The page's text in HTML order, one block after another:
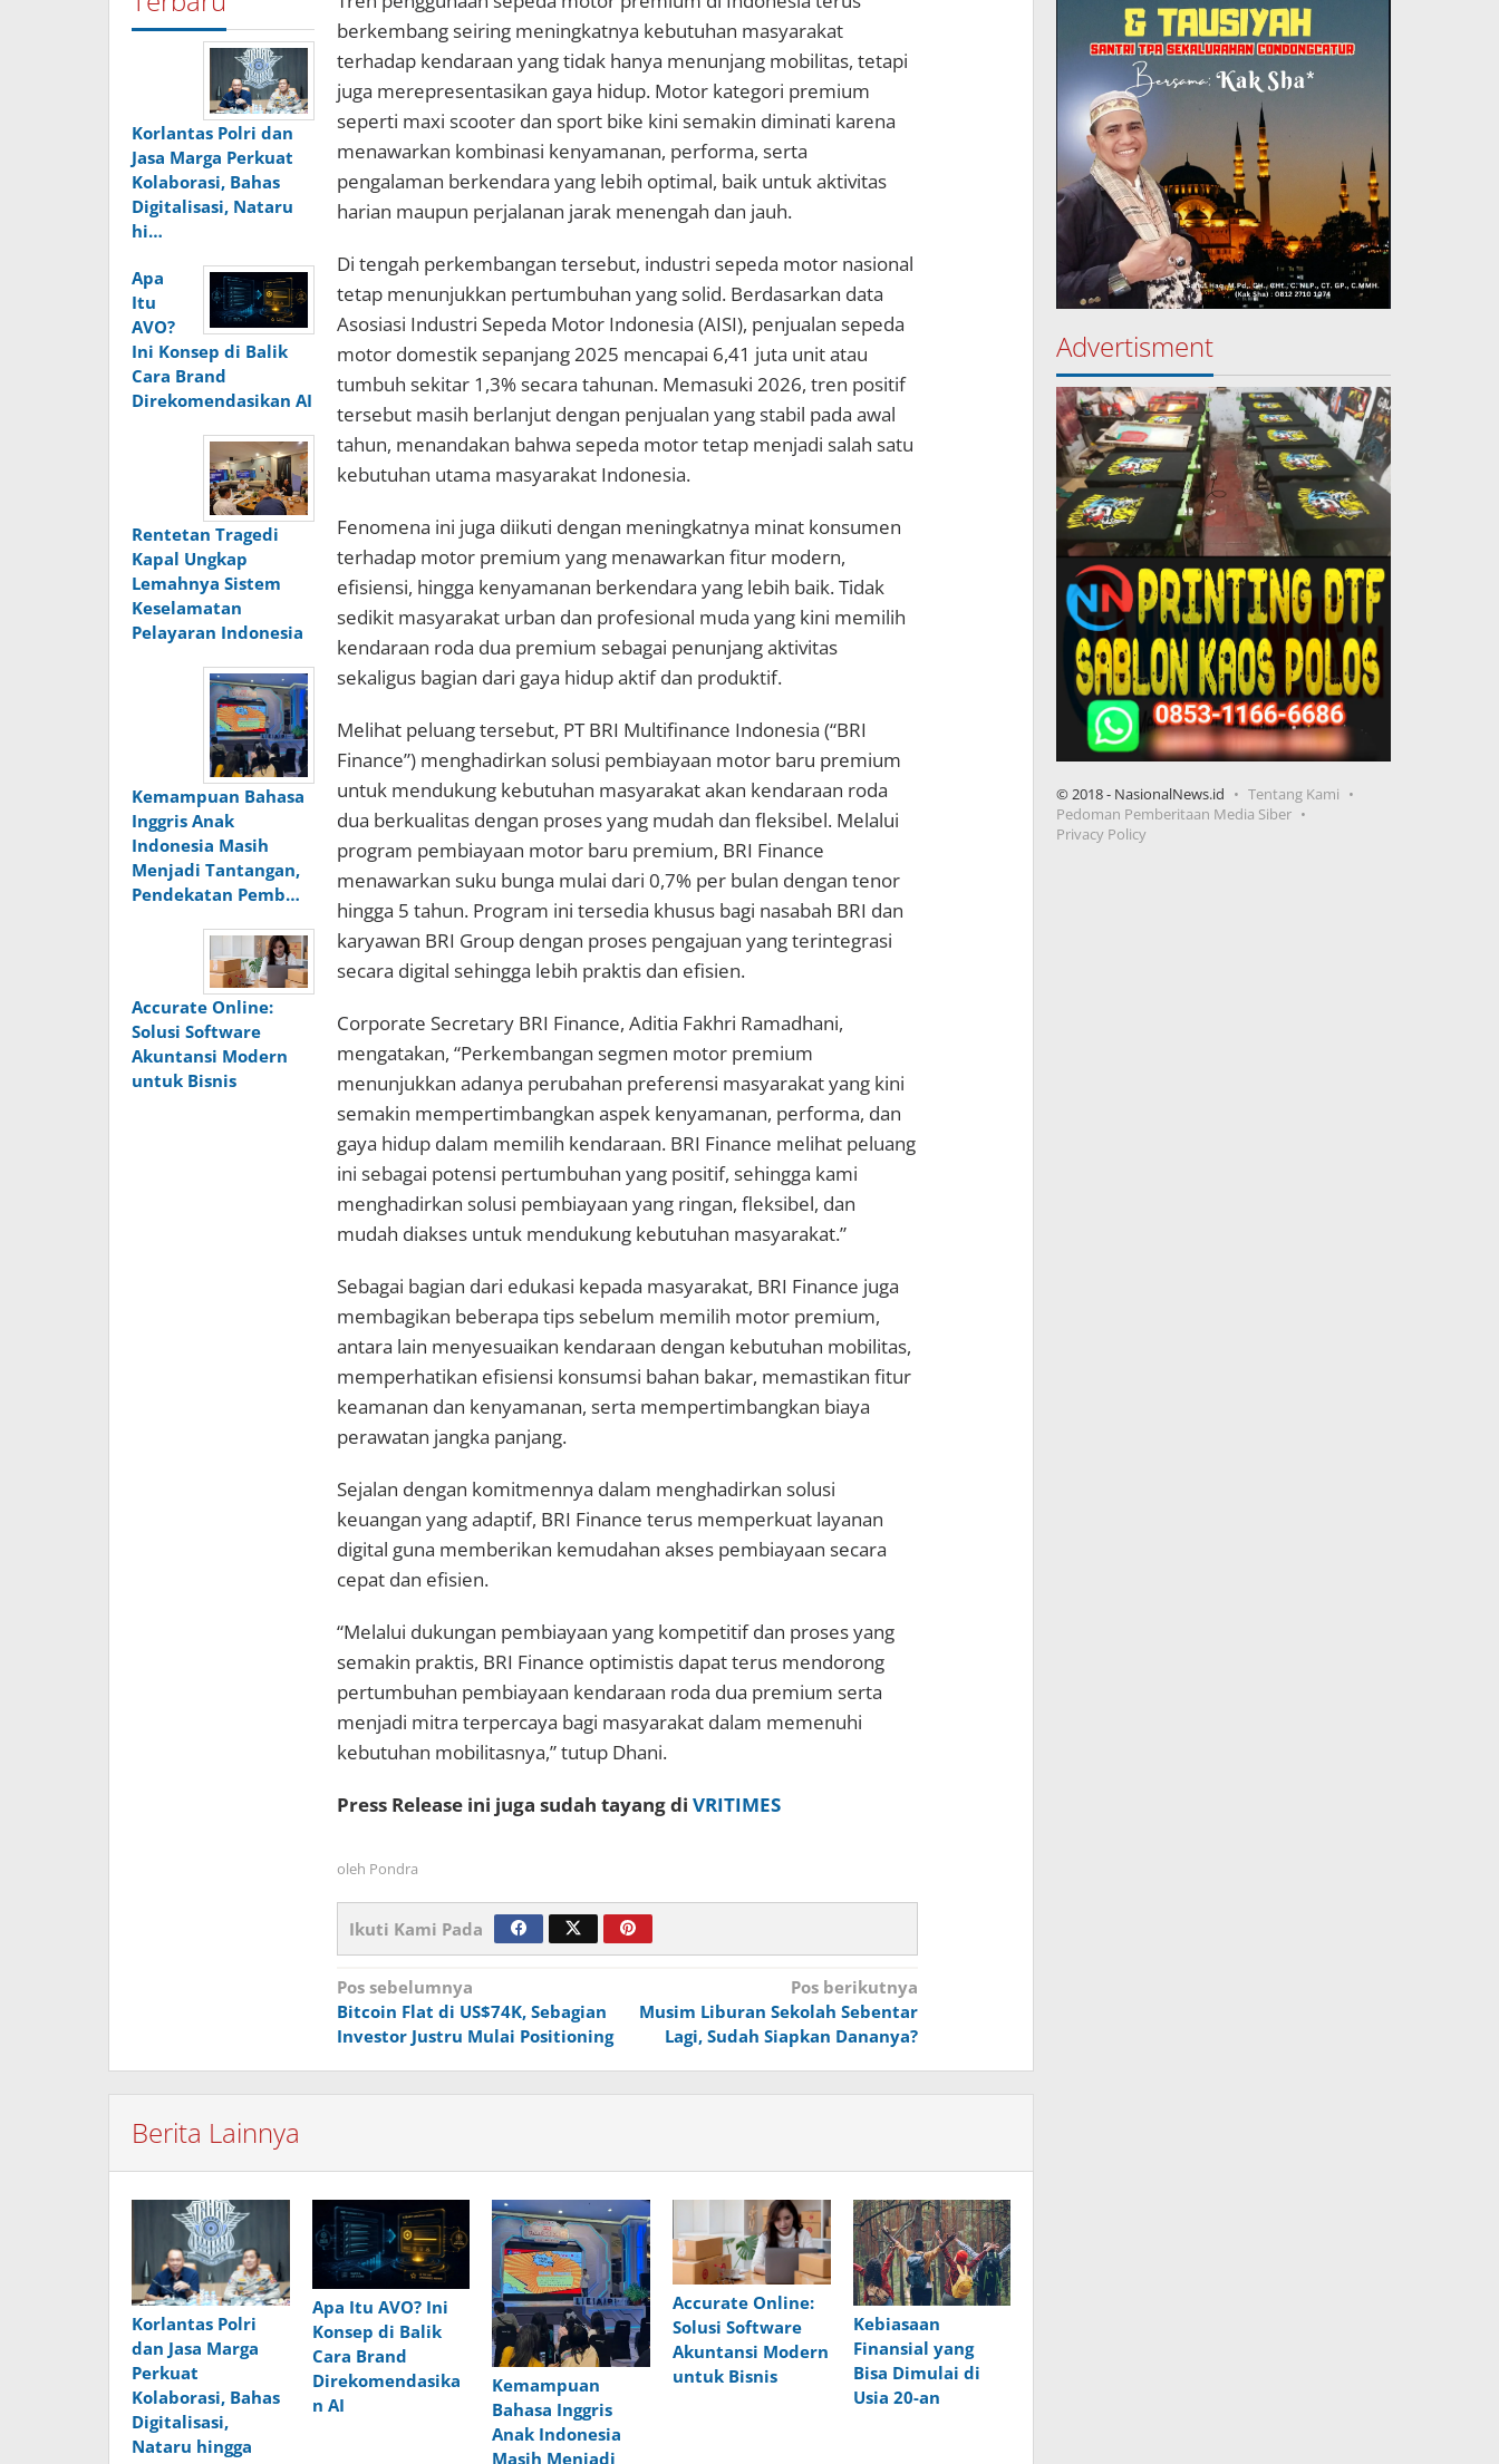
Korlantas Polri dan
Jasa Marga Perkuat
Kolaborasi, Bahas
Digitalisasi, Nataru
hi…
Apa
Itu
AVO?
Ini Konsep di Balik
Cara Brand
Direkomendasikan AI
Rentetan Tragedi
Kapal Ungkap
Lemahnya Sistem
Keselamatan
Pelayaran Indonesia
Kemampuan Bahasa
Inggris Anak
Indonesia Masih
Menjadi Tantangan,
Pendekatan Pemb…
Accurate Online:
Solusi Software
Akuntansi Modern
untuk Bisnis
berkembang seiring meningkatnya kebutuhan masyarakat
terhadap kendaraan yang tidak hanya menunjang mobilitas, tetapi
juga merepresentasikan gaya hidup. Motor kategori premium
seperti maxi scooter dan sport bike kini semakin diminati karena
menawarkan kombinasi kenyamanan, performa, serta
pengalaman berkendara yang lebih optimal, baik untuk aktivitas
harian maupun perjalanan jarak menengah dan jauh.
Di tengah perkembangan tersebut, industri sepeda motor nasional
tetap menunjukkan pertumbuhan yang solid. Berdasarkan data
Asosiasi Industri Sepeda Motor Indonesia (AISI), penjualan sepeda
motor domestik sepanjang 2025 mencapai 6,41 juta unit atau
tumbuh sekitar 1,3% secara tahunan. Memasuki 2026, tren positif
tersebut masih berlanjut dengan penjualan yang stabil pada awal
tahun, menandakan bahwa sepeda motor tetap menjadi salah satu
kebutuhan utama masyarakat Indonesia.
Fenomena ini juga diikuti dengan meningkatnya minat konsumen
terhadap motor premium yang menawarkan fitur modern,
efisiensi, hingga kenyamanan berkendara yang lebih baik. Tidak
sedikit masyarakat urban dan profesional muda yang kini memilih
kendaraan roda dua premium sebagai penunjang aktivitas
sekaligus bagian dari gaya hidup aktif dan produktif.
Melihat peluang tersebut, PT BRI Multifinance Indonesia (“BRI
Finance”) menghadirkan solusi pembiayaan motor baru premium
untuk mendukung kebutuhan masyarakat akan kendaraan roda
dua berkualitas dengan proses yang mudah dan fleksibel. Melalui
program pembiayaan motor baru premium, BRI Finance
menawarkan suku bunga mulai dari 0,7% per bulan dengan tenor
hingga 5 tahun. Program ini tersedia khusus bagi nasabah BRI dan
karyawan BRI Group dengan proses pengajuan yang terintegrasi
secara digital sehingga lebih praktis dan efisien.
Corporate Secretary BRI Finance, Aditia Fakhri Ramadhani,
mengatakan, “Perkembangan segmen motor premium
menunjukkan adanya perubahan preferensi masyarakat yang kini
semakin mempertimbangkan aspek kenyamanan, performa, dan
gaya hidup dalam memilih kendaraan. BRI Finance melihat peluang
ini sebagai potensi pertumbuhan yang positif, sehingga kami
menghadirkan solusi pembiayaan yang ringan, fleksibel, dan
mudah diakses untuk mendukung kebutuhan masyarakat.”
Sebagai bagian dari edukasi kepada masyarakat, BRI Finance juga
membagikan beberapa tips sebelum memilih motor premium,
antara lain menyesuaikan kendaraan dengan kebutuhan mobilitas,
memperhatikan efisiensi konsumsi bahan bakar, memastikan fitur
keamanan dan kenyamanan, serta mempertimbangkan biaya
perawatan jangka panjang.
Sejalan dengan komitmennya dalam menghadirkan solusi
keuangan yang adaptif, BRI Finance terus memperkuat layanan
digital guna memberikan kemudahan akses pembiayaan secara
cepat dan efisien.
“Melalui dukungan pembiayaan yang kompetitif dan proses yang
semakin praktis, BRI Finance optimistis dapat terus mendorong
pertumbuhan pembiayaan kendaraan roda dua premium serta
menjadi mitra terpercaya bagi masyarakat dalam memenuhi
kebutuhan mobilitasnya,” tutup Dhani.
Press Release ini juga sudah tayang di VRITIMES
oleh Pondra
Ikuti Kami Pada
Navigasi
pos
Pos sebelumnya
Bitcoin Flat di US$74K, Sebagian
Investor Justru Mulai Positioning
Pos berikutnya
Musim Liburan Sekolah Sebentar
Lagi, Sudah Siapkan Dananya?
Berita Lainnya
Korlantas Polri
dan Jasa Marga
Perkuat
Kolaborasi, Bahas
Digitalisasi,
Nataru hingga
Apa Itu AVO? Ini
Konsep di Balik
Cara Brand
Direkomendasika
n AI
Kemampuan
Bahasa Inggris
Anak Indonesia
Masih Menjadi
Accurate Online:
Solusi Software
Akuntansi Modern
untuk Bisnis
Kebiasaan
Finansial yang
Bisa Dimulai di
Usia 20-an
Advertisment
© 2018 - NasionalNews.id
Tentang Kami
Pedoman Pemberitaan Media Siber
Privacy Policy